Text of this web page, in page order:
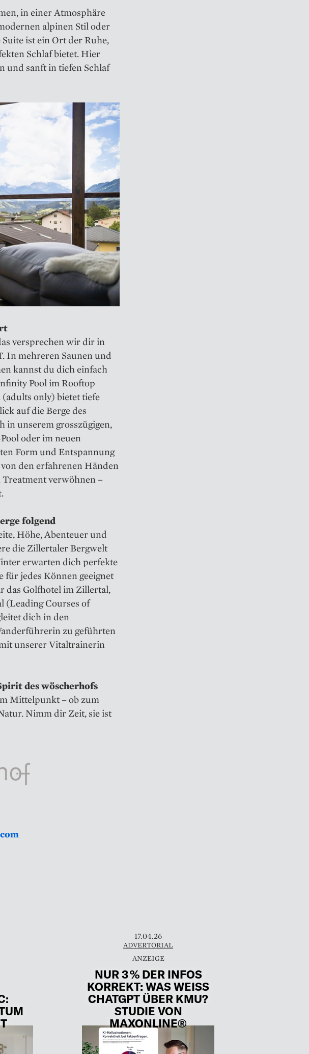
in einer Atmosphäre
alpinen Stil oder
ist ein Ort der Ruhe,
Schlaf bietet. Hier
sanft in tiefen Schlaf
versprechen wir dir in
In mehreren Saunen und
kannst du dich einfach
Pool im Rooftop
only) bietet tiefe
auf die Berge des
in unserem grosszügigen,
oder im neuen
Form und Entspannung
den erfahrenen Händen
Treatment verwöhnen –
folgend
Höhe, Abenteuer und
die Zillertaler Bergwelt
erwarten dich perfekte
für jedes Können geeignet
das Golfhotel im Zillertal,
(Leading Courses of
dich in den
zu geführten
unserer Vitaltrainerin
des wöscherhofs
Mittelpunkt – ob zum
Nimm dir Zeit, sie ist
17.04.26
ADVERTORIAL
NUR 3 % DER INFOS
KORREKT: WAS WEISS
CHATGPT ÜBER KMU?
STUDIE VON
MAXONLINE®